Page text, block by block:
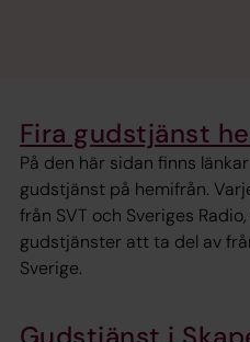
Fira gudstjänst
På den här sidan finns
gudstjänst på hemifrån.
från SVT och Sveriges
gudstjänster att ta del av
Sverige.